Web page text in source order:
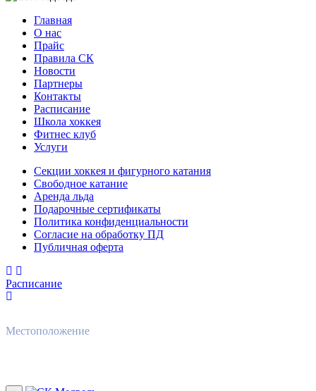
Главная
О нас
Прайс
Правила СК
Новости
Партнеры
Контакты
Расписание
Школа хоккея
Фитнес клуб
Услуги
Секции хоккея и фигурного катания
Свободное катание
Аренда льда
Подарочные сертификаты
Политика конфиденциальности
Согласие на обработку ПД
Публичная оферта
Расписание
Местоположение